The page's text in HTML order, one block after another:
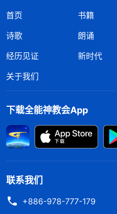
首页 书籍
诗歌
朗诵
经历见证
新时代
关于我们
下载全能神教会App
联系我们
+886-978-777-179